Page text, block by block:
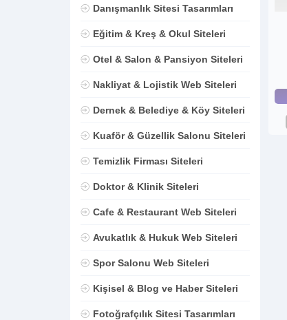
Danışmanlık Sitesi Tasarımları
Eğitim & Kreş & Okul Siteleri
Otel & Salon & Pansiyon Siteleri
Nakliyat & Lojistik Web Siteleri
Dernek & Belediye & Köy Siteleri
Kuaför & Güzellik Salonu Siteleri
Temizlik Firması Siteleri
Doktor & Klinik Siteleri
Cafe & Restaurant Web Siteleri
Avukatlık & Hukuk Web Siteleri
Spor Salonu Web Siteleri
Kişisel & Blog ve Haber Siteleri
Fotoğrafçılık Sitesi Tasarımları